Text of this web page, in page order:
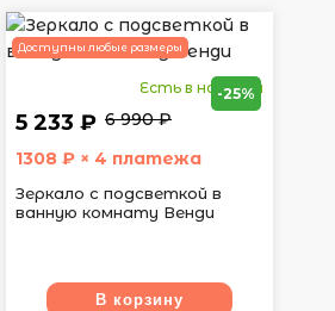
Доступны любые размеры
Есть в наличии
5 233 ₽ 6 990 ₽
-25%
1308 ₽ × 4 платежа
Зеркало с подсветкой в
ванную комнату Венди
В корзину